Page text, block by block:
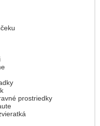
prostriedky